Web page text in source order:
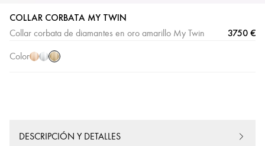
COLLAR CORBATA MY TWIN
Collar corbata de diamantes en oro amarillo My Twin 3750 €
Color
Oro Oro
amarillo
DESCRIPCIÓN Y DETALLES